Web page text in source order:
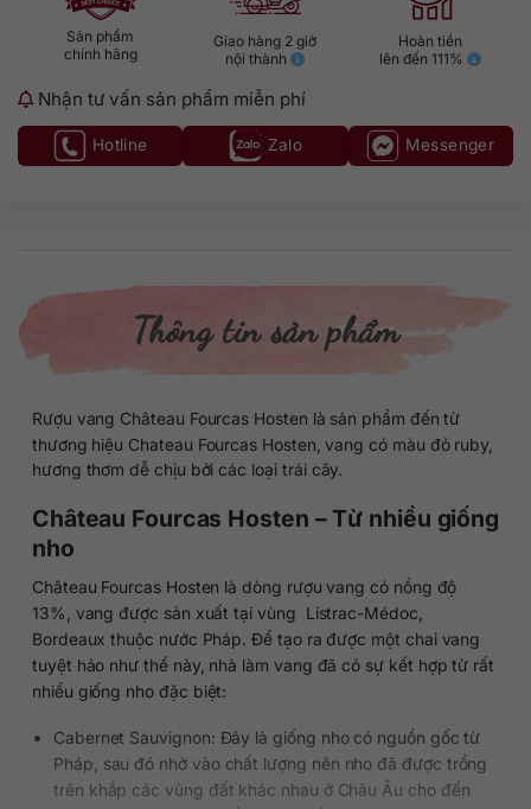
Sản phẩm
chính hãng
Giao hàng 2 giờ
nội thành
Hoàn tiền
lên đến 111%
Nhận tư vấn sản phẩm miễn phí
Hotline Zalo Messenger
Thông tin sản phẩm
Rượu vang Château Fourcas Hosten là sản phẩm đến từ
thương hiệu Chateau Fourcas Hosten, vang có màu đỏ ruby,
hương thơm dễ chịu bởi các loại trái cây.
Château Fourcas Hosten – Từ nhiều giống
nho
Château Fourcas Hosten là dòng rượu vang có nồng độ
13%, vang được sản xuất tại vùng Listrac-Médoc,
Bordeaux thuộc nước Pháp. Để tạo ra được một chai vang
tuyệt hảo như thế này, nhà làm vang đã có sự kết hợp từ rất
nhiều giống nho đặc biệt:
Cabernet Sauvignon: Đây là giống nho có nguồn gốc từ
Pháp, sau đó nhờ vào chất lượng nên nho đã được trồng
trên khắp các vùng đất khác nhau ở Châu Âu cho đến